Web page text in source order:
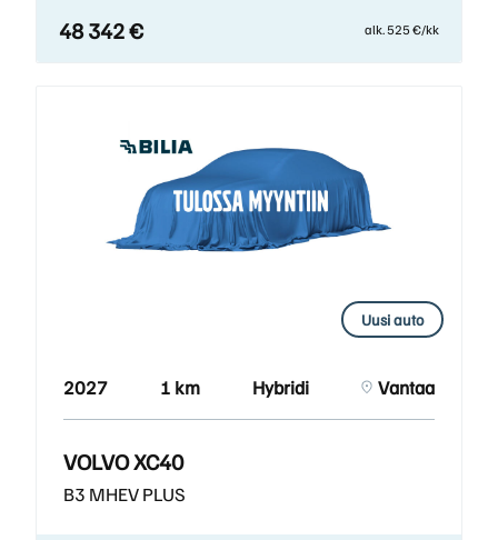
48 342 € alk. 525 €/kk
Uusi auto
2027 1 km Hybridi Vantaa
VOLVO XC40
B3 MHEV PLUS